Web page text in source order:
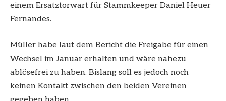
einem Ersatztorwart für Stammkeeper Daniel Heuer
Fernandes.
Müller habe laut dem Bericht die Freigabe für einen
Wechsel im Januar erhalten und wäre nahezu
ablösefrei zu haben. Bislang soll es jedoch noch
keinen Kontakt zwischen den beiden Vereinen